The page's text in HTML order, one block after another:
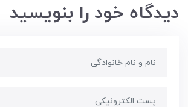
دیدگاه خود را بنویسید